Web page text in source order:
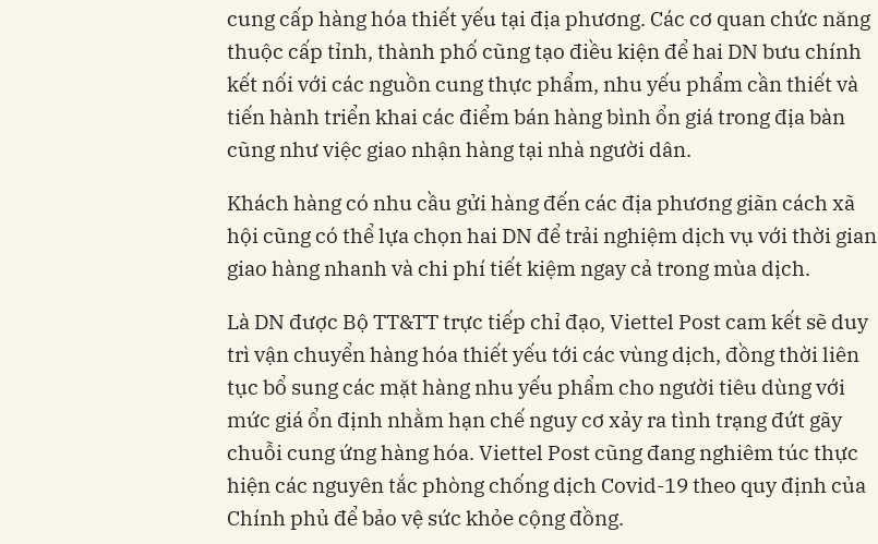
cung cấp hàng hóa thiết yếu tại địa phương. Các cơ quan chức năng
thuộc cấp tỉnh, thành phố cũng tạo điều kiện để hai DN bưu chính
kết nối với các nguồn cung thực phẩm, nhu yếu phẩm cần thiết và
tiến hành triển khai các điểm bán hàng bình ổn giá trong địa bàn
cũng như việc giao nhận hàng tại nhà người dân.
Khách hàng có nhu cầu gửi hàng đến các địa phương giãn cách xã
hội cũng có thể lựa chọn hai DN để trải nghiệm dịch vụ với thời gian
giao hàng nhanh và chi phí tiết kiệm ngay cả trong mùa dịch.
Là DN được Bộ TT&TT trực tiếp chỉ đạo, Viettel Post cam kết sẽ duy
trì vận chuyển hàng hóa thiết yếu tới các vùng dịch, đồng thời liên
tục bổ sung các mặt hàng nhu yếu phẩm cho người tiêu dùng với
mức giá ổn định nhằm hạn chế nguy cơ xảy ra tình trạng đứt gãy
chuỗi cung ứng hàng hóa. Viettel Post cũng đang nghiêm túc thực
hiện các nguyên tắc phòng chống dịch Covid-19 theo quy định của
Chính phủ để bảo vệ sức khỏe cộng đồng.